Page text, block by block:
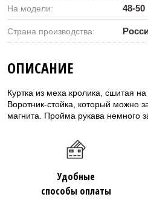
На модели: 48-50
Страна производства:
ОПИСАНИЕ
Куртка из меха кролика, сшитая
Воротник-стойка, который можно
магнита. Пройма рукава немного
Удобные
способы оплаты